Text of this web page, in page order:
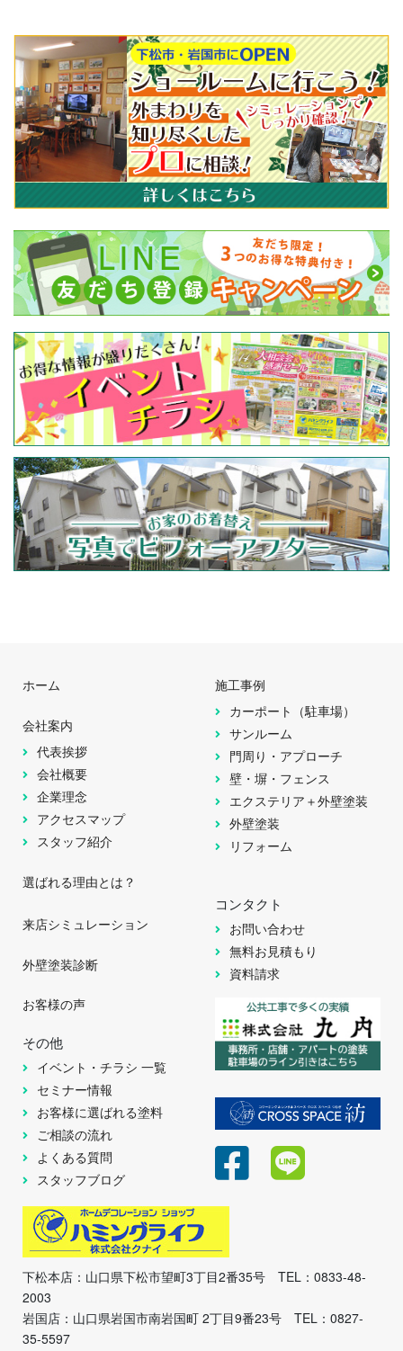
ホーム
会社案内
代表挨拶
会社概要
企業理念
アクセスマップ
スタッフ紹介
選ばれる理由とは？
施工事例
カーポート（駐車場）
サンルーム
門周り・アプローチ
壁・塀・フェンス
エクステリア＋外壁塗装
外壁塗装
リフォーム
来店シミュレーション
外壁塗装診断
お客様の声
その他
イベント・チラシ 一覧
セミナー情報
お客様に選ばれる塗料
ご相談の流れ
よくある質問
スタッフブログ
コンタクト
お問い合わせ
無料お見積もり
資料請求
下松本店：山口県下松市望町3丁目2番35号 TEL：0833-48-
2003
岩国店：山口県岩国市南岩国町 2丁目9番23号 TEL：0827-
35-5597